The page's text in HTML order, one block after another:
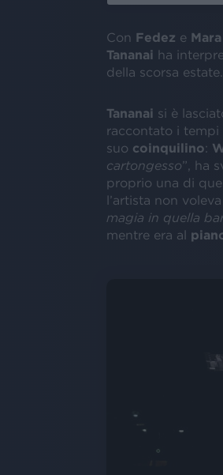
Con Fedez e
Tananai ha
della scorsa estate.
Tananai si è
raccontato i tempi
suo coinquilino:
cartongesso”, ha
proprio una di
l’artista non
magia in quella
mentre era al